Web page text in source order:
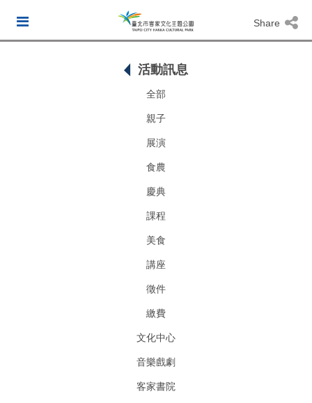
Share
活動訊息
全部
親子
展演
食農
慶典
課程
美食
講座
徵件
繳費
文化中心
音樂戲劇
客家書院